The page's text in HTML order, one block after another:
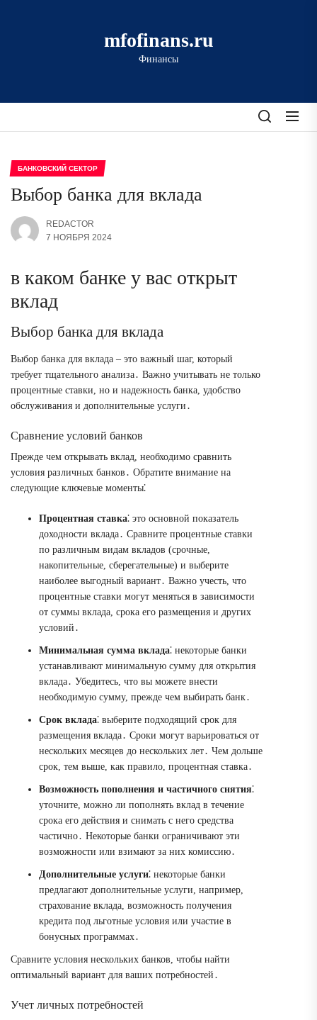
mfofinans.ru
Финансы
БАНКОВСКИЙ СЕКТОР
Выбор банка для вклада
REDACTOR
7 НОЯБРЯ 2024
в каком банке у вас открыт
вклад
Выбор банка для вклада
Выбор банка для вклада – это важный шаг, который
требует тщательного анализа․ Важно учитывать не только
процентные ставки, но и надежность банка, удобство
обслуживания и дополнительные услуги․
Сравнение условий банков
Прежде чем открывать вклад, необходимо сравнить
условия различных банков․ Обратите внимание на
следующие ключевые моменты⁚
Процентная ставка⁚ это основной показатель
доходности вклада․ Сравните процентные ставки
по различным видам вкладов (срочные,
накопительные, сберегательные) и выберите
наиболее выгодный вариант․ Важно учесть, что
процентные ставки могут меняться в зависимости
от суммы вклада, срока его размещения и других
условий․
Минимальная сумма вклада⁚ некоторые банки
устанавливают минимальную сумму для открытия
вклада․ Убедитесь, что вы можете внести
необходимую сумму, прежде чем выбирать банк․
Срок вклада⁚ выберите подходящий срок для
размещения вклада․ Сроки могут варьироваться от
нескольких месяцев до нескольких лет․ Чем дольше
срок, тем выше, как правило, процентная ставка․
Возможность пополнения и частичного снятия⁚
уточните, можно ли пополнять вклад в течение
срока его действия и снимать с него средства
частично․ Некоторые банки ограничивают эти
возможности или взимают за них комиссию․
Дополнительные услуги⁚ некоторые банки
предлагают дополнительные услуги, например,
страхование вклада, возможность получения
кредита под льготные условия или участие в
бонусных программах․
Сравните условия нескольких банков, чтобы найти
оптимальный вариант для ваших потребностей․
Учет личных потребностей